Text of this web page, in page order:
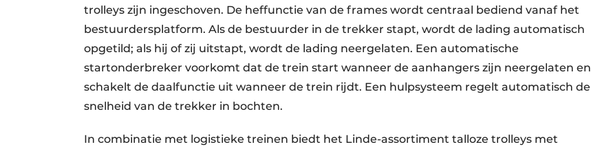
trolleys zijn ingeschoven. De heffunctie van de frames wordt centraal bediend vanaf het
bestuurdersplatform. Als de bestuurder in de trekker stapt, wordt de lading automatisch
opgetild; als hij of zij uitstapt, wordt de lading neergelaten. Een automatische
startonderbreker voorkomt dat de trein start wanneer de aanhangers zijn neergelaten en
schakelt de daalfunctie uit wanneer de trein rijdt. Een hulpsysteem regelt automatisch de
snelheid van de trekker in bochten.
In combinatie met logistieke treinen biedt het Linde-assortiment talloze trolleys met